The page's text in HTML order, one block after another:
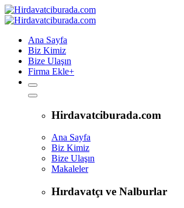
Ana Sayfa
Biz Kimiz
Bize Ulaşın
Firma Ekle+
Hirdavatciburada.com
Ana Sayfa
Biz Kimiz
Bize Ulaşın
Makaleler
Hırdavatçı ve Nalburlar